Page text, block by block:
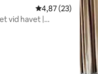
4,87 av 5 i
4,87 (23)
vid havet |